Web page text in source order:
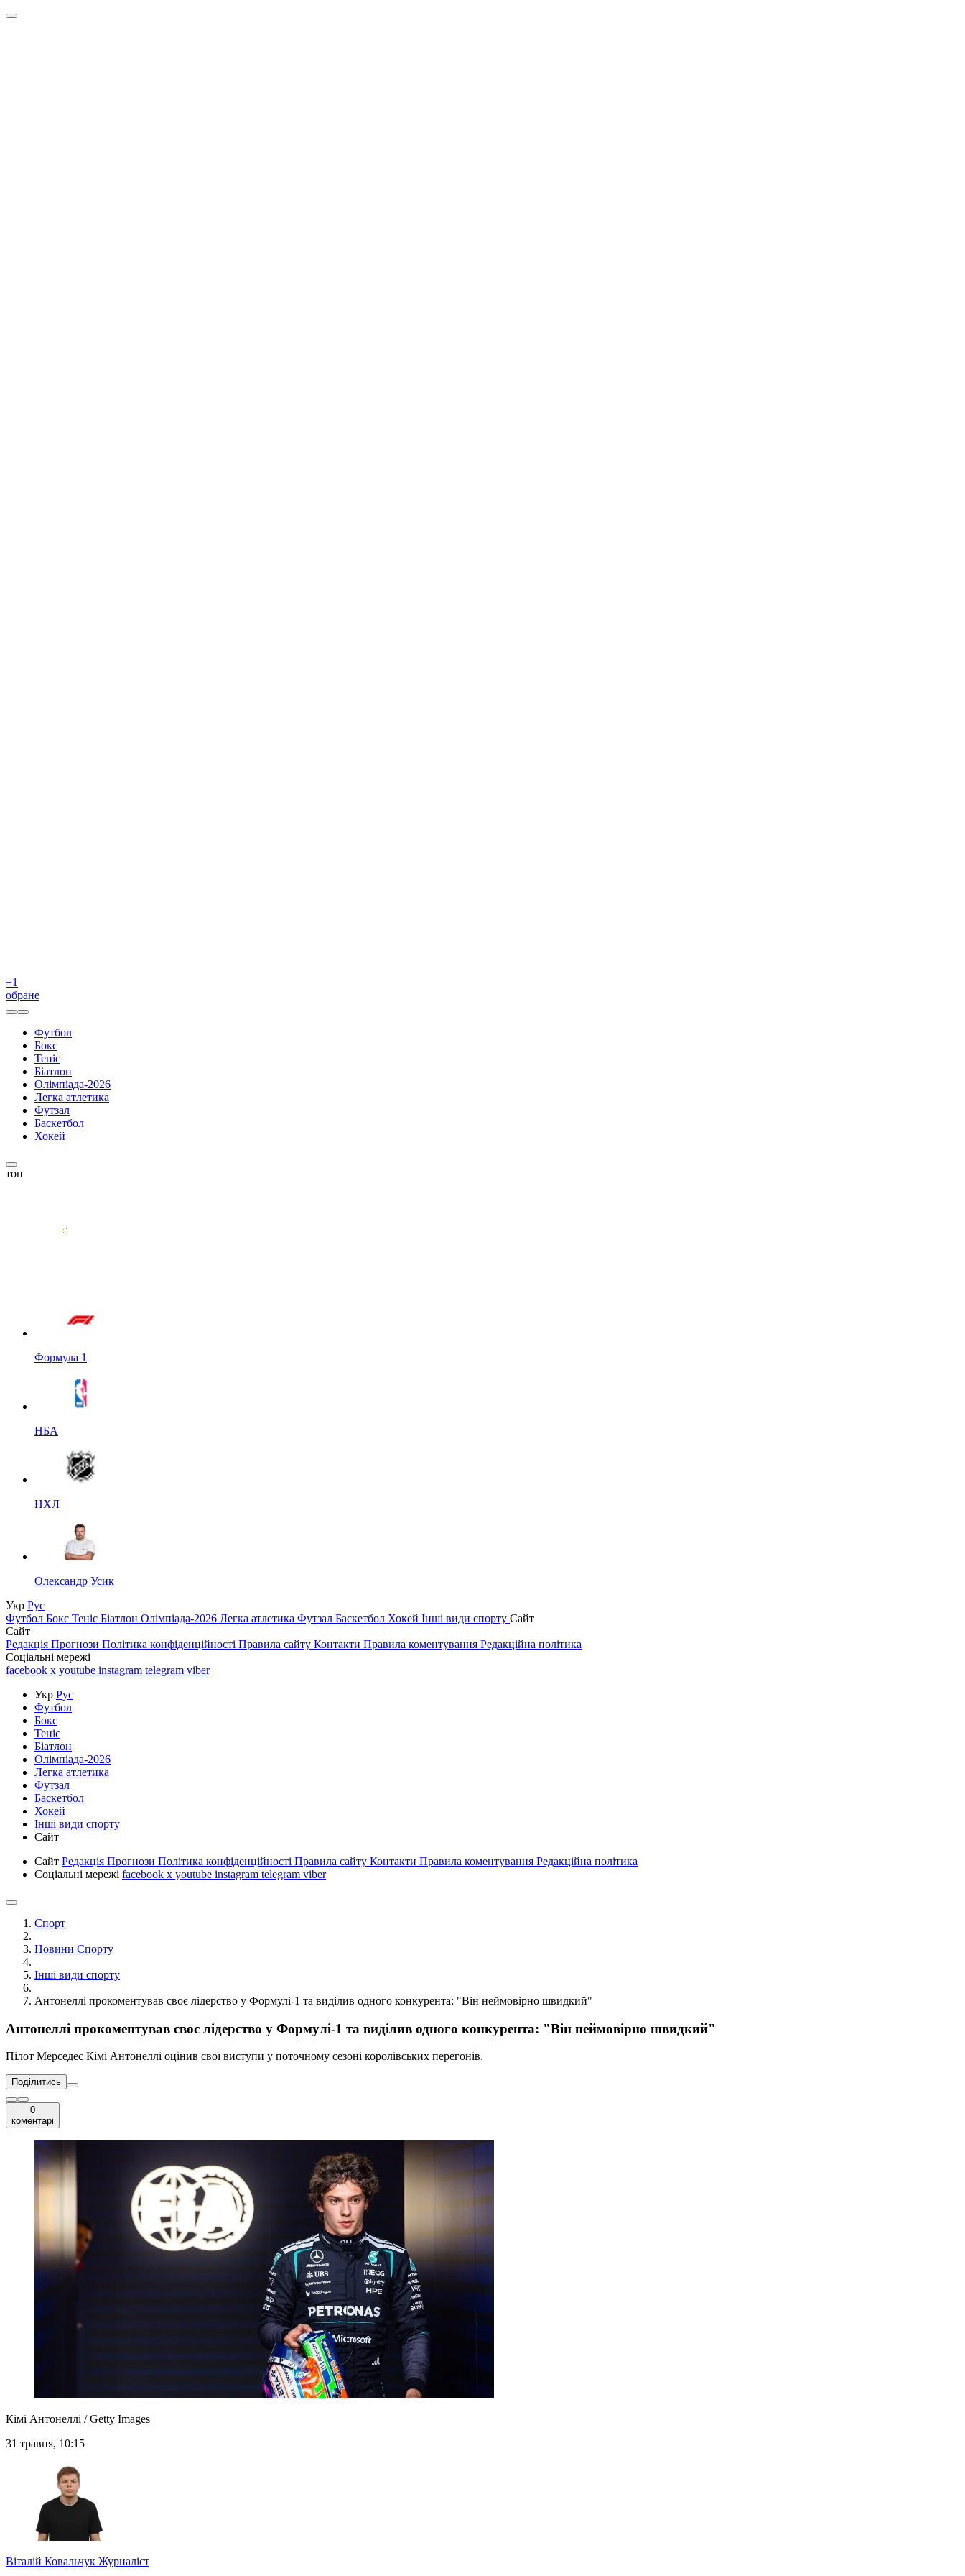
+1
обране
Футбол
Бокс
Теніс
Біатлон
Олімпіада-2026
Легка атлетика
Футзал
Баскетбол
Хокей
топ
Формула 1
НБА
НХЛ
Олександр Усик
Укр Рус
Футбол Бокс Теніс Біатлон Олімпіада-2026 Легка атлетика Футзал Баскетбол Хокей Інші види спорту Сайт
Сайт
Редакція Прогнози Політика конфіденційності Правила сайту Контакти Правила коментування Редакційна політика
Соціальні мережі
facebook x youtube instagram telegram viber
Укр Рус
Футбол
Бокс
Теніс
Біатлон
Олімпіада-2026
Легка атлетика
Футзал
Баскетбол
Хокей
Інші види спорту
Сайт
Сайт Редакція Прогнози Політика конфіденційності Правила сайту Контакти Правила коментування Редакційна політика
Соціальні мережі facebook x youtube instagram telegram viber
Спорт
Новини Спорту
Інші види спорту
Антонеллі прокоментував своє лідерство у Формулі-1 та виділив одного конкурента: "Він неймовірно швидкий"
Антонеллі прокоментував своє лідерство у Формулі-1 та виділив одного конкурента: "Він неймовірно швидкий"
Пілот Мерседес Кімі Антонеллі оцінив свої виступи у поточному сезоні королівських перегонів.
Поділитись
0
коментарі
Кімі Антонеллі / Getty Images
31 травня, 10:15
Віталій Ковальчук Журналіст